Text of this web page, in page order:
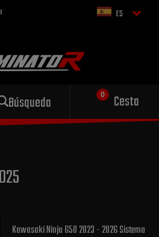
ES
Búsqueda Cesta
Escape deportivo
para tu motocicleta
Kawasaki Ninja 650 2023 - 2026 Sistema